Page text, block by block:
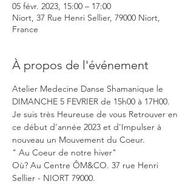
05 févr. 2023, 15:00 – 17:00
Niort, 37 Rue Henri Sellier, 79000 Niort,
France
À propos de l'événement
Atelier Medecine Danse Shamanique le
DIMANCHE 5 FEVRIER de 15h00 à 17H00.
Je suis très Heureuse de vous Retrouver en
ce début d'année 2023 et d'Impulser à
nouveau un Mouvement du Coeur.
" Au Coeur de notre hiver"
Où? Au Centre ÔM&CO. 37 rue Henri
Sellier - NIORT 79000.